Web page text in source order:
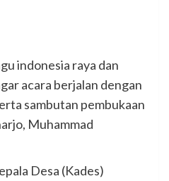
indonesia raya dan
acara berjalan dengan
sambutan pembukaan
Muhammad
Desa (Kades)